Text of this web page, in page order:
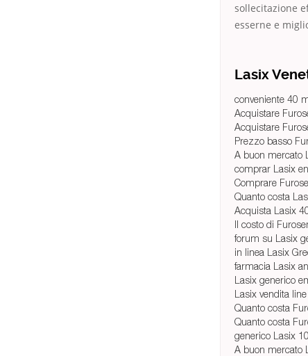
sollecitazione
esserne e
Lasix
conveniente 40
Acquistare
Acquistare
Prezzo basso
A buon mercato
comprar Lasix
Comprare
Quanto costa
Acquista Lasix
Il costo di
forum su Lasix
in linea Lasix
farmacia Lasix
Lasix generico
Lasix vendita
Quanto costa
Quanto costa
generico Lasix
A buon mercato